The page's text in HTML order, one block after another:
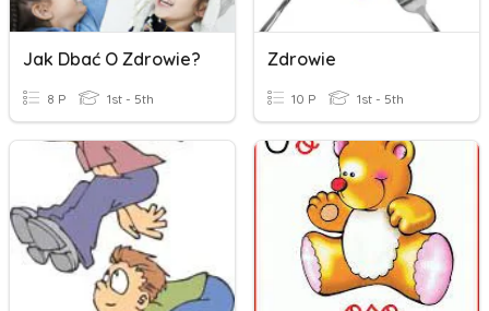
Jak Dbać O Zdrowie?
8 P 1st - 5th
Zdrowie
10 P 1st - 5th